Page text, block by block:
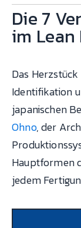
Die 7
im
Das
Identifikation
japanischen
Ohno, der
Hauptformen
jedem